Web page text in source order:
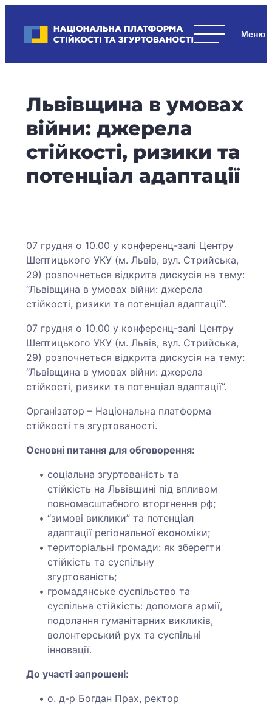
content
Національна платформа стійкості та згуртованості
стратегічні
стійкість
держави
та
суспільства,
та
Львівщина в умовах
війни: джерела
стійкості, ризики та
потенціал адаптації
07 грудня о 10.00 у конференц-залі Центру
Шептицького УКУ (м. Львів, вул. Стрийська,
29) розпочнеться відкрита дискусія на тему:
“Львівщина в умовах війни: джерела
стійкості, ризики та потенціал адаптації”.
07 грудня о 10.00 у конференц-залі Центру
Шептицького УКУ (м. Львів, вул. Стрийська,
29) розпочнеться відкрита дискусія на тему:
“Львівщина в умовах війни: джерела
стійкості, ризики та потенціал адаптації”.
Організатор – Національна платформа
стійкості та згуртованості.
Основні питання для обговорення:
соціальна згуртованість та
стійкість на Львівщині під впливом
повномасштабного вторгнення рф;
“зимові виклики” та потенціал
адаптації регіональної економіки;
територіальні громади: як зберегти
стійкість та суспільну
згуртованість;
громадянське суспільство та
суспільна стійкість: допомога армії,
подолання гуманітарних викликів,
волонтерський рух та суспільні
інновації.
До участі запрошені:
о. д-р Богдан Прах, ректор